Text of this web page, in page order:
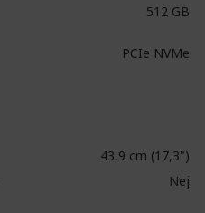
512 GB
PCIe NVMe
43,9 cm (17,3")
Nej